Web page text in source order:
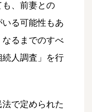
、前妻との
る可能性もあ
るまでのすべ
人調査」を行
で定められた